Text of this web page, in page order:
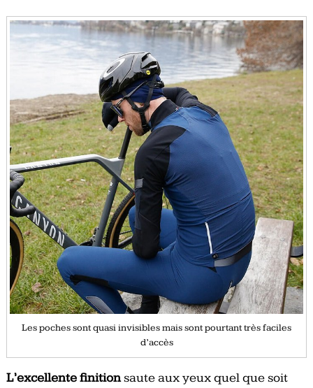
Les poches sont quasi invisibles mais sont pourtant très faciles
d’accès
L’excellente finitionsaute aux yeux quel que soit